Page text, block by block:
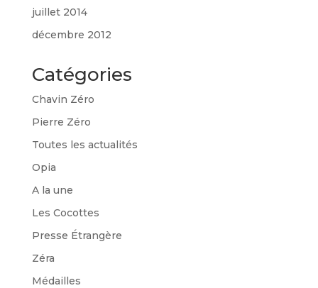
juillet 2014
décembre 2012
Catégories
Chavin Zéro
Pierre Zéro
Toutes les actualités
Opia
A la une
Les Cocottes
Presse Étrangère
Zéra
Médailles